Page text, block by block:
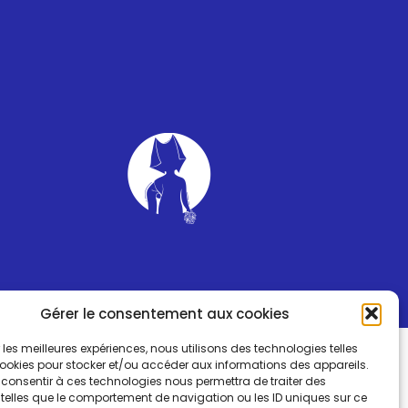
Gérer le consentement aux cookies
les meilleures expériences, nous utilisons des technologies telles
pour stocker et/ou accéder aux informations des appareils.
consentir à ces technologies nous permettra de traiter des
que le comportement de navigation ou les ID uniques sur ce